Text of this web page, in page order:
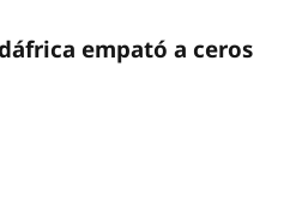
empató a ceros